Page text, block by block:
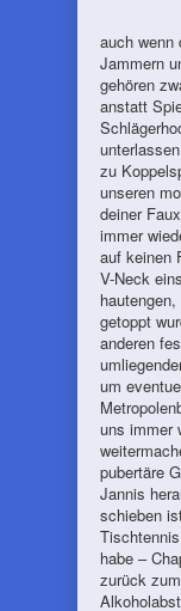
auch wenn
Jammern
gehören
anstatt
zu
unseren
deiner
immer
auf keinen
V-Neck
getoppt
anderen
um
uns immer
pubertäre
Jannis
schieben
habe –
zurück